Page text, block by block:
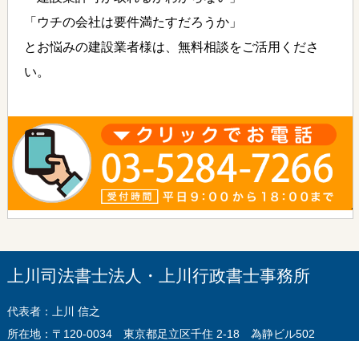
「ウチの会社は要件満たすだろうか」
とお悩みの建設業者様は、無料相談をご活用くださ
い。
上川司法書士法人・上川行政書士事務所
代表者：上川 信之
所在地：〒120-0034 東京都足立区千住 2-18 為静ビル502